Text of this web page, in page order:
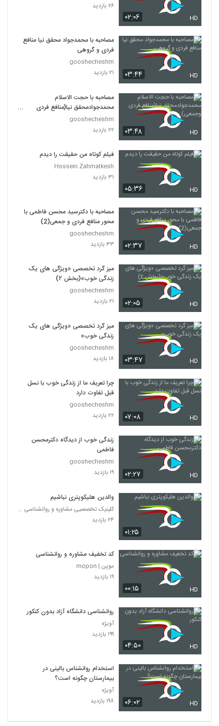
۰۲:۰۶ HD
۲۶ بازدید
۰۳:۴۴ HD
مصاحبه با محمدجواد محقق نیا منافع
فردی و گروهی
gooshecheshm
۲۱ بازدید
۰۳:۴۸ HD
مصاحبه با حجت الاسلام
محمدجوادمحقق نیا(منافع فردی
وجمعی)
gooshecheshm
۲۲ بازدید
۰۵:۳۶ HD
فیلم کوتاه من حقیقت را دیدم
Hossein Zahmatkesh
۳۱ بازدید
۰۲:۳۷ HD
مصاحبه با دکترسید محسن فاطمی با
محور منافع فردی و جمعی(2)
gooshecheshm
۳۳ بازدید
۰۲:۰۵ HD
میز گرد تخصصی «ویژگی های یک
زندگی خوب»(بخش ۲)
gooshecheshm
۲۱ بازدید
۰۳:۴۷ HD
میز گرد تخصصی «ویژگی های یک
زندگی خوب»
gooshecheshm
۱۸ بازدید
۰۷:۰۸ HD
چرا تعریف ما از زندگی خوب با نسل
قبل تفاوت دارد
gooshecheshm
۲۲ بازدید
۰۲:۲۷ HD
زندگی خوب از دیدگاه دکترمحسن
فاطمی
gooshecheshm
۱۹ بازدید
۰۱:۲۵
والدین هلیکوپتری نباشیم
کلینیک تخصصیی مشاوره و روانشناسی خانواده ایرانی
۲۴ بازدید
۰۰:۱۵ HD
کد تخفیف مشاوره و روانشناسی
موپن | mopon
۱۹ بازدید
۰۴:۵۰ HD
روانشناسی دانشگاه آزاد بدون کنکور
آویژه
۱۹۹ بازدید
۰۶:۰۲ HD
استخدام روانشناس بالینی در
بیمارستان چگونه است؟
آویژه
۱۹۸ بازدید